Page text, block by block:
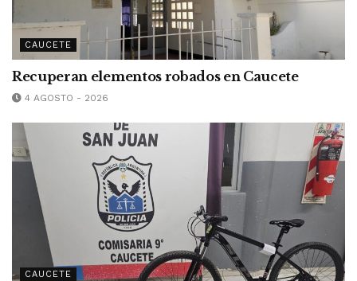
CAUCETE
Recuperan elementos robados en Caucete
4 AGOSTO - 2026
CAUCETE